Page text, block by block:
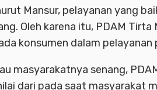
Mansur, pelayanan yang
Oleh karena itu, PDAM
konsumen dalam pelayanan
masyarakatnya senang,
dari pada saat masyarakat